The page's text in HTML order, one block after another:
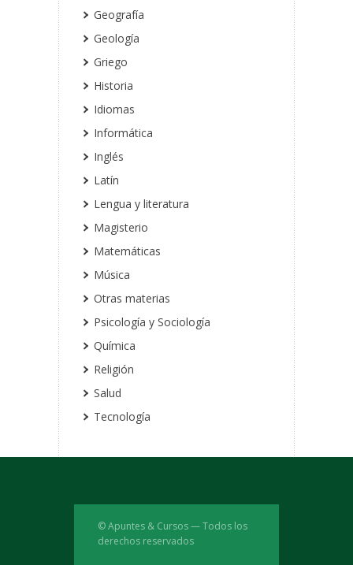
Geografía
Geología
Griego
Historia
Idiomas
Informática
Inglés
Latín
Lengua y literatura
Magisterio
Matemáticas
Música
Otras materias
Psicología y Sociología
Química
Religión
Salud
Tecnología
© Apuntes & Cursos — Todos los
derechos reservados